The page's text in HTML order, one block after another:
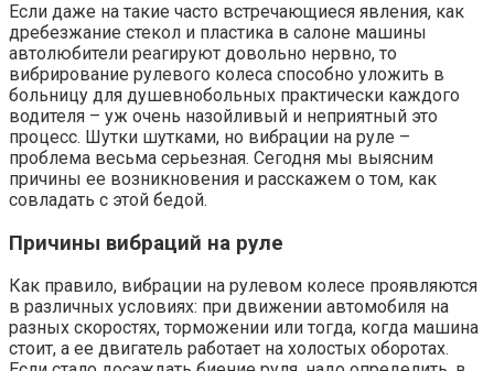
Если даже на такие часто встречающиеся явления, как
дребезжание стекол и пластика в салоне машины
автолюбители реагируют довольно нервно, то
вибрирование рулевого колеса способно уложить в
больницу для душевнобольных практически каждого
водителя – уж очень назойливый и неприятный это
процесс. Шутки шутками, но вибрации на руле –
проблема весьма серьезная. Сегодня мы выясним
причины ее возникновения и расскажем о том, как
совладать с этой бедой.
Причины вибраций на руле
Как правило, вибрации на рулевом колесе проявляются
в различных условиях: при движении автомобиля на
разных скоростях, торможении или тогда, когда машина
стоит, а ее двигатель работает на холостых оборотах.